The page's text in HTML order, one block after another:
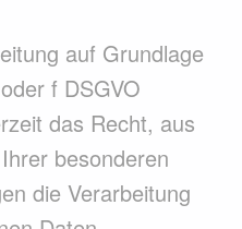
auf Grundlage
f DSGVO
das Recht, aus
besonderen
die Verarbeitung